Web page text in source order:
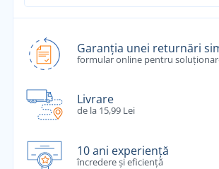
Garanția unei returnări
formular online pentru
Livrare
de la 15,99 Lei
10 ani experiență
încredere și eficiență